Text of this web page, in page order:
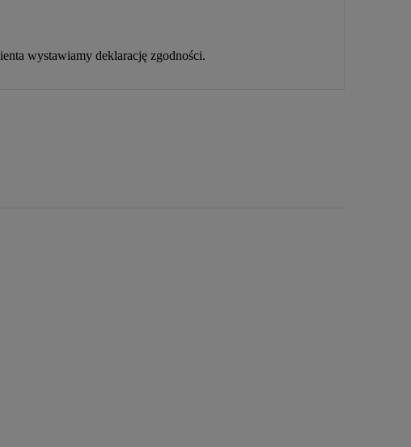
wystawiamy deklarację zgodności.